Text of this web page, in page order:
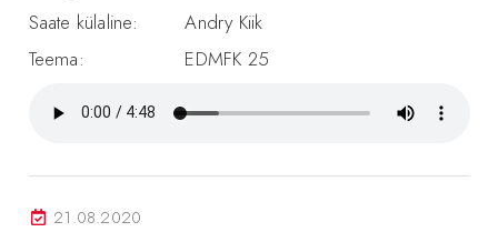
Saate külaline:
Andry Kiik
Teema:
EDMFK 25
21.08.2020